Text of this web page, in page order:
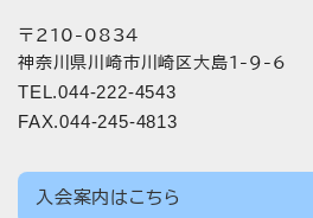
〒210-0834
神奈川県川崎市川崎区大島1-9-6
TEL.044-222-4543
FAX.044-245-4813
入会案内はこちら